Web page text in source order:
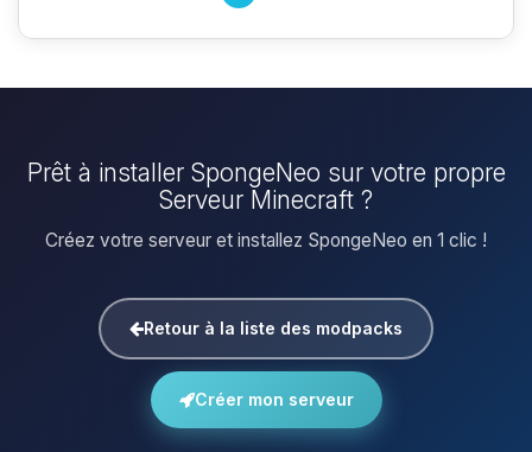
Prêt à installer SpongeNeo sur votre propre
Serveur Minecraft ?
Créez votre serveur et installez SpongeNeo en 1 clic !
Retour à la liste des modpacks
Créer mon serveur